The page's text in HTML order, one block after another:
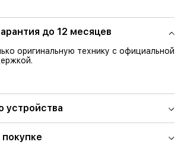
до 12 месяцев
оригинальную технику с официальной
устройства